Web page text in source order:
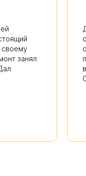
своему
занял